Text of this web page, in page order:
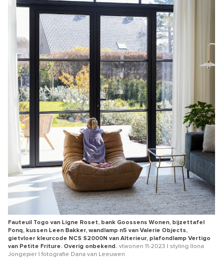
Fauteuil Togo van Ligne Roset, bank Goossens Wonen, bijzettafel
Fonq, kussen Leen Bakker, wandlamp n5 van Valerie Objects,
gietvloer kleurcode NCS S2000N van Alterieur, plafondlamp Vertigo
van Petite Friture. Overig onbekend. vtwonen 11-2023 | styling Ilona
Jongepier | fotografie Dana van Leeuwen